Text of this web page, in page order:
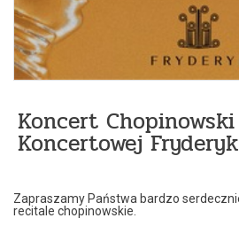
Koncert
Koncertowej Fryderyk
Zapraszamy Państwa bardzo
recitale chopinowskie.